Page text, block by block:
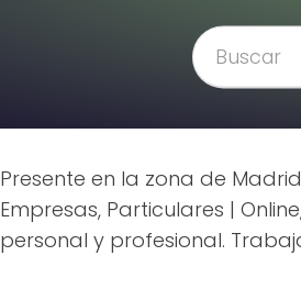
Presente en la zona de
Empresas, Particulares |
personal y profesional.